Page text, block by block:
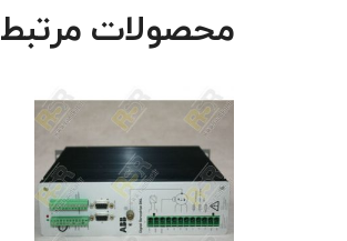
محصولات مرتبط